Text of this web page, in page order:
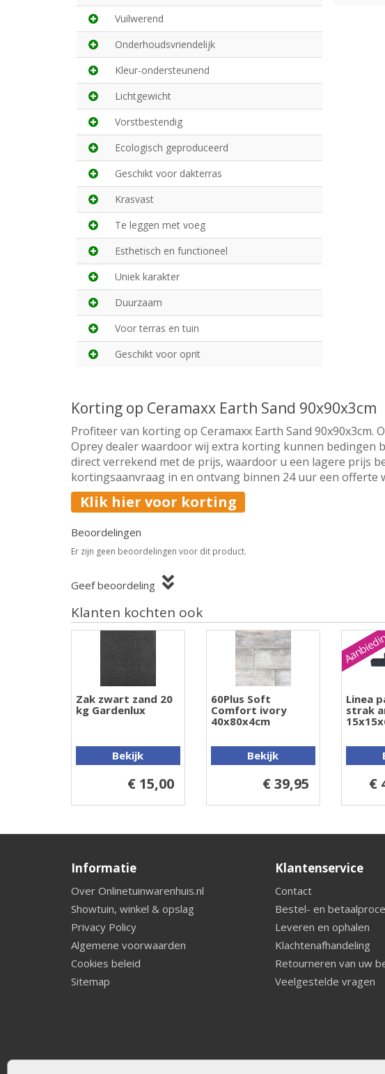
Vuilwerend
Onderhoudsvriendelijk
Kleur-ondersteunend
Lichtgewicht
Vorstbestendig
Ecologisch geproduceerd
Geschikt voor dakterras
Krasvast
Te leggen met voeg
Esthetisch en functioneel
Uniek karakter
Duurzaam
Voor terras en tuin
Geschikt voor oprit
Korting op Ceramaxx Earth Sand 90x90x3cm
Profiteer van korting op Ceramaxx Earth Sand 90x90x3cm.
Oprey dealer waardoor wij extra korting kunnen bedingen
direct verrekend met de prijs, waardoor u een lagere prijs
kortingsaanvraag in en ontvang binnen 24 uur een offerte
Klik hier voor korting
Beoordelingen
Er zijn geen beoordelingen voor dit product.
Geef beoordeling
Klanten kochten ook
Zak zwart zand 20
kg Gardenlux
Bekijk
€ 15,00
60Plus Soft
Comfort ivory
40x80x4cm
Bekijk
€ 39,95
Linea
strak
€
Informatie
Over Onlinetuinwarenhuis.nl
Showtuin, winkel & opslag
Privacy Policy
Algemene voorwaarden
Cookies beleid
Sitemap
Klantenservice
Contact
Bestel- en
Leveren en ophalen
Klachtenafhandeling
Retourneren van uw
Veelgestelde vragen